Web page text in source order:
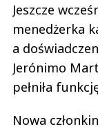
Jeszcze
menedżerka
a
Jerónimo
pełniła
Nowa